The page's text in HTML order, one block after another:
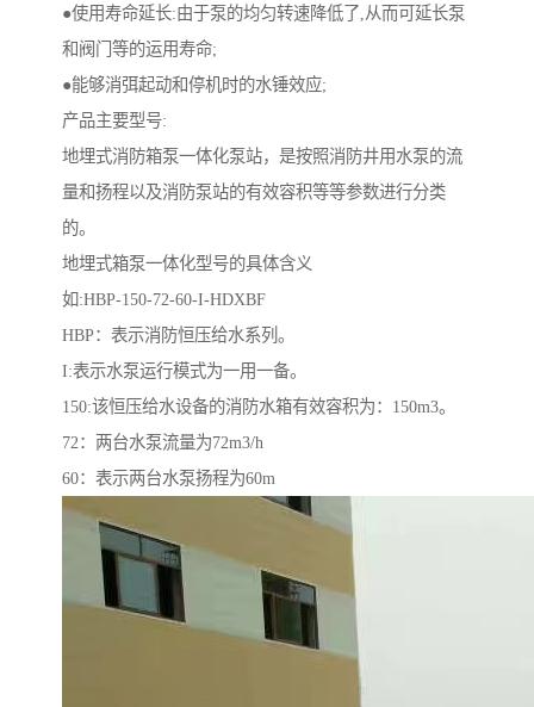
●使用寿命延长:由于泵的均匀转速降低了,从而可延长泵
和阀门等的运用寿命;
●能够消弭起动和停机时的水锤效应;
产品主要型号:
地埋式消防箱泵一体化泵站，是按照消防井用水泵的流
量和扬程以及消防泵站的有效容积等等参数进行分类
的。
地埋式箱泵一体化型号的具体含义
如:HBP-150-72-60-I-HDXBF
HBP：表示消防恒压给水系列。
I:表示水泵运行模式为一用一备。
150:该恒压给水设备的消防水箱有效容积为：150m3。
72：两台水泵流量为72m3/h
60：表示两台水泵扬程为60m